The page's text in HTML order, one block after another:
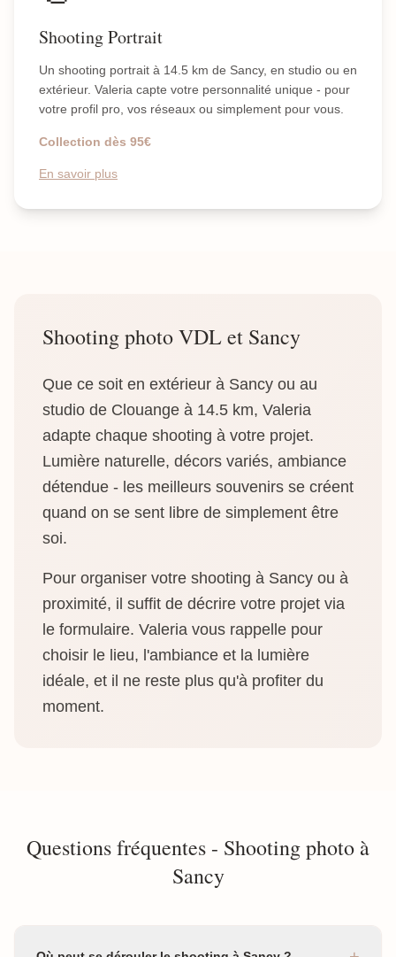
Shooting Portrait
Un shooting portrait à 14.5 km de Sancy, en studio ou en
extérieur. Valeria capte votre personnalité unique - pour
votre profil pro, vos réseaux ou simplement pour vous.
Collection dès 95€
En savoir plus
Shooting photo VDL et Sancy
Que ce soit en extérieur à Sancy ou au
studio de Clouange à 14.5 km, Valeria
adapte chaque shooting à votre projet.
Lumière naturelle, décors variés, ambiance
détendue - les meilleurs souvenirs se créent
quand on se sent libre de simplement être
soi.
Pour organiser votre shooting à Sancy ou à
proximité, il suffit de décrire votre projet via
le formulaire. Valeria vous rappelle pour
choisir le lieu, l'ambiance et la lumière
idéale, et il ne reste plus qu'à profiter du
moment.
Questions fréquentes - Shooting photo à
Sancy